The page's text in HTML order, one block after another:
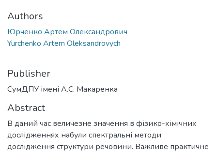
Authors
Юрченко Артем Олександрович
Yurchenko Artem Oleksandrovych
Publisher
СумДПУ імені А.С. Макаренка
Abstract
В даний час величезне значення в фізико-хімічних
дослідженнях набули спектральні методи
дослідження структури речовини. Важливе практичне